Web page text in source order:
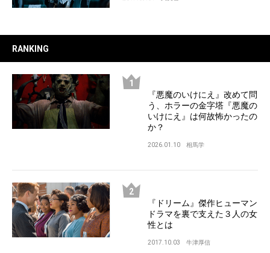
RANKING
『悪魔のいけにえ』改めて問
う、ホラーの金字塔『悪魔の
いけにえ』は何故怖かったの
か？
2026.01.10 相馬学
『ドリーム』傑作ヒューマン
ドラマを裏で支えた３人の女
性とは
2017.10.03 牛津厚信